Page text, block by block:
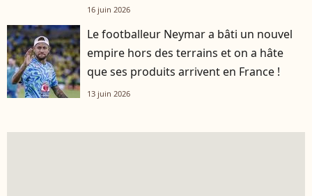
16 juin 2026
Le footballeur Neymar a bâti un nouvel
empire hors des terrains et on a hâte
que ses produits arrivent en France !
13 juin 2026